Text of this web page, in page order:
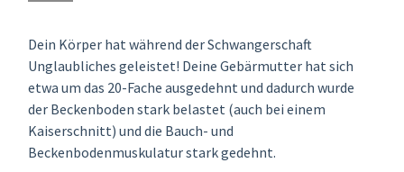
Dein Körper hat während der Schwangerschaft
Unglaubliches geleistet! Deine Gebärmutter hat sich
etwa um das 20-Fache ausgedehnt und dadurch wurde
der Beckenboden stark belastet (auch bei einem
Kaiserschnitt) und die Bauch- und
Beckenbodenmuskulatur stark gedehnt.